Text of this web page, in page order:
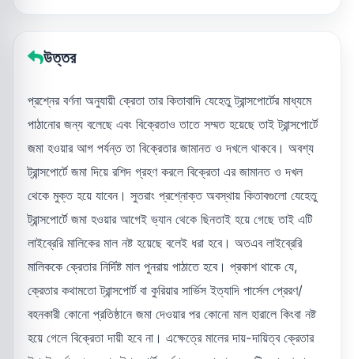
উত্তর
প্রশ্নের বর্ণনা অনুযায়ী ক্রেতা তার কিতাবাদি যেহেতু ট্রান্সপোর্টের মাধ্যমে
পাঠানোর জন্য বলেছে এবং বিক্রেতাও তাতে সম্মত হয়েছে তাই ট্রান্সপোর্টে
জমা হওয়ার আগ পর্যন্ত তা বিক্রেতার জামানত ও দখলে থাকবে। অবশ্য
ট্রান্সপোর্টে জমা দিয়ে রশিদ গ্রহণ করলে বিক্রেতা এর জামানত ও দখল
থেকে মুক্ত হয়ে যাবেন। সুতরাং প্রশ্নোক্ত অবস্থায় কিতাবগুলো যেহেতু
ট্রান্সপোর্টে জমা হওয়ার আগেই ভ্যান থেকে ছিনতাই হয়ে গেছে তাই এটি
লাইব্রেরি মালিকের মাল নষ্ট হয়েছে বলেই ধরা হবে। অতএব লাইব্রেরি
মালিককে ক্রেতার নির্দিষ্ট মাল পুনরায় পাঠাতে হবে। প্রকাশ থাকে যে,
ক্রেতার কথামতো ট্রান্সপোর্ট বা কুরিয়ার সার্ভিস ইত্যাদি পার্সেল প্রেরণ/
বহনকারী কোনো প্রতিষ্ঠানে জমা দেওয়ার পর কোনো মাল হারালে কিংবা নষ্ট
হয়ে গেলে বিক্রেতা দায়ী হবে না। এক্ষেত্রে মালের দায়-দায়িত্ব ক্রেতার